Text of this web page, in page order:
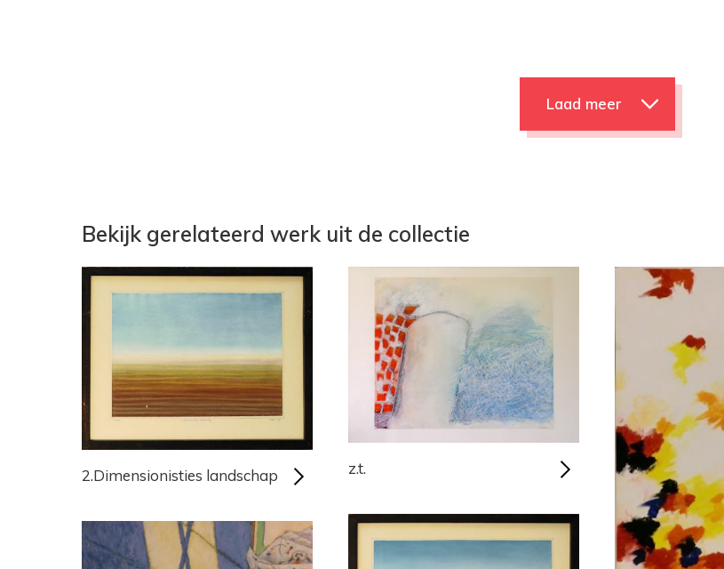
Laad meer
Bekijk gerelateerd werk uit de collectie
2.Dimensionisties landschap z.t.